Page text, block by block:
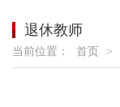
退休教师
当前位置： 首页 >